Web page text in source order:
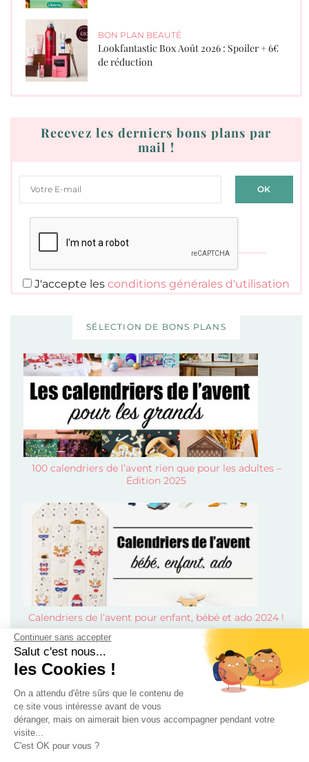
Continuer sans accepter
Salut c'est nous...
les Cookies !
On a attendu d'être sûrs que le contenu de
ce site vous intéresse avant de vous
déranger, mais on aimerait bien vous accompagner pendant votre
visite...
C'est OK pour vous ?
BON PLAN BEAUTÉ
Lookfantastic Box Août 2026 : Spoiler + 6€
de réduction
Recevez les derniers bons plans par
mail !
J'accepte les conditions générales d'utilisation
SÉLECTION DE BONS PLANS
100 calendriers de l’avent rien que pour les adultes –
Édition 2025
Calendriers de l’avent pour enfant, bébé et ado 2024 !